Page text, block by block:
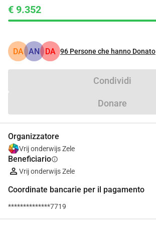
€ 9.352
DA AN DA 96 Persone che hanno Donato
Condividi
Donare
Organizzatore
Vrij onderwijs Zele
Beneficiarioinfo
Vrij onderwijs Zele
Coordinate bancarie per il pagamento
**************7719